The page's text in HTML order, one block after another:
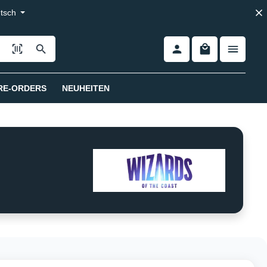
ORDERS NEUHEITEN